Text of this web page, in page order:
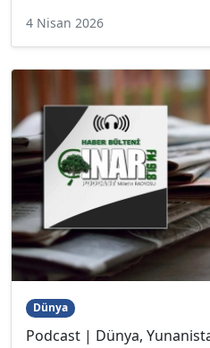
4 Nisan 2026
Dünya
Podcast | Dünya,